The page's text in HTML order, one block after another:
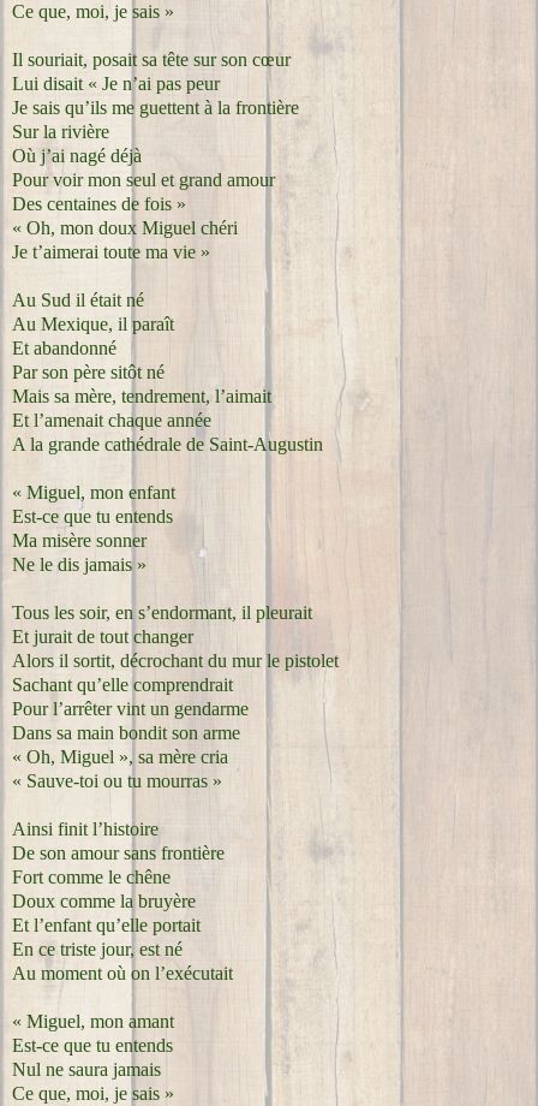
Ce que, moi, je sais »
Il souriait, posait sa tête sur son cœur
Lui disait « Je n’ai pas peur
Je sais qu’ils me guettent à la frontière
Sur la rivière
Où j’ai nagé déjà
Pour voir mon seul et grand amour
Des centaines de fois »
« Oh, mon doux Miguel chéri
Je t’aimerai toute ma vie »
Au Sud il était né
Au Mexique, il paraît
Et abandonné
Par son père sitôt né
Mais sa mère, tendrement, l’aimait
Et l’amenait chaque année
A la grande cathédrale de Saint-Augustin
« Miguel, mon enfant
Est-ce que tu entends
Ma misère sonner
Ne le dis jamais »
Tous les soir, en s’endormant, il pleurait
Et jurait de tout changer
Alors il sortit, décrochant du mur le pistolet
Sachant qu’elle comprendrait
Pour l’arrêter vint un gendarme
Dans sa main bondit son arme
« Oh, Miguel », sa mère cria
« Sauve-toi ou tu mourras »
Ainsi finit l’histoire
De son amour sans frontière
Fort comme le chêne
Doux comme la bruyère
Et l’enfant qu’elle portait
En ce triste jour, est né
Au moment où on l’exécutait
« Miguel, mon amant
Est-ce que tu entends
Nul ne saura jamais
Ce que, moi, je sais »